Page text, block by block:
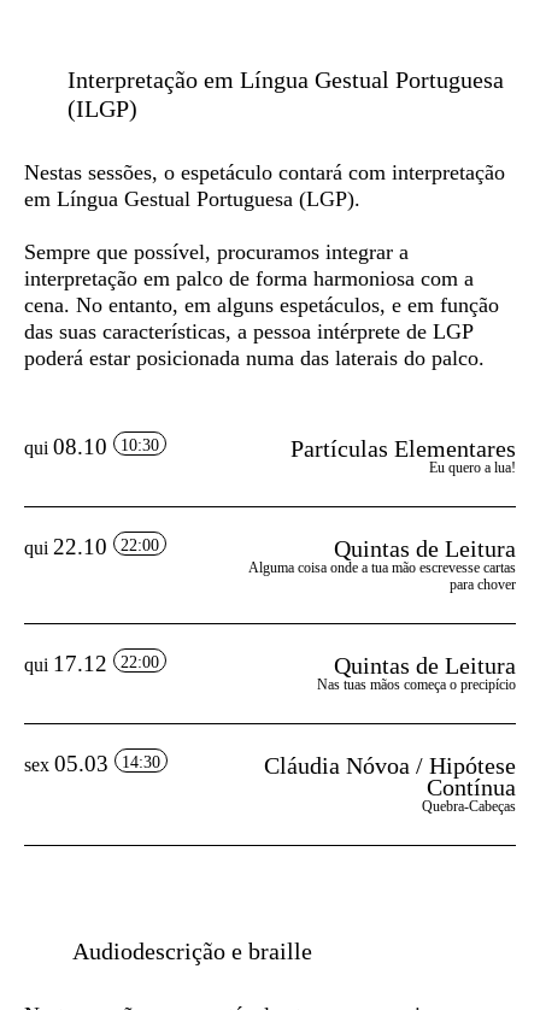
Interpretação em Língua Gestual Portuguesa
(ILGP)
Nestas sessões, o espetáculo contará com interpretação
em Língua Gestual Portuguesa (LGP).
Sempre que possível, procuramos integrar a
interpretação em palco de forma harmoniosa com a
cena. No entanto, em alguns espetáculos, e em função
das suas características, a pessoa intérprete de LGP
poderá estar posicionada numa das laterais do palco.
qui 08.10 10:30 Partículas Elementares
Eu quero a lua!
qui 22.10 22:00 Quintas de Leitura
Alguma coisa onde a tua mão escrevesse cartas
para chover
qui 17.12 22:00 Quintas de Leitura
Nas tuas mãos começa o precipício
sex 05.03 14:30
Cláudia Nóvoa / Hipótese
Contínua
Quebra-Cabeças
Audiodescrição e braille